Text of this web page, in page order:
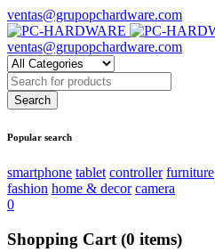
ventas@grupopchardware.com
ventas@grupopchardware.com
Popular search
smartphone tablet controller furniture
fashion home & decor camera
0
Shopping Cart (0 items)